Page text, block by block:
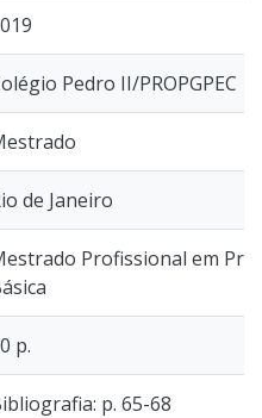
Pedro II/PROPGPEC
de Janeiro
Profissional em
p.
p. 65-68